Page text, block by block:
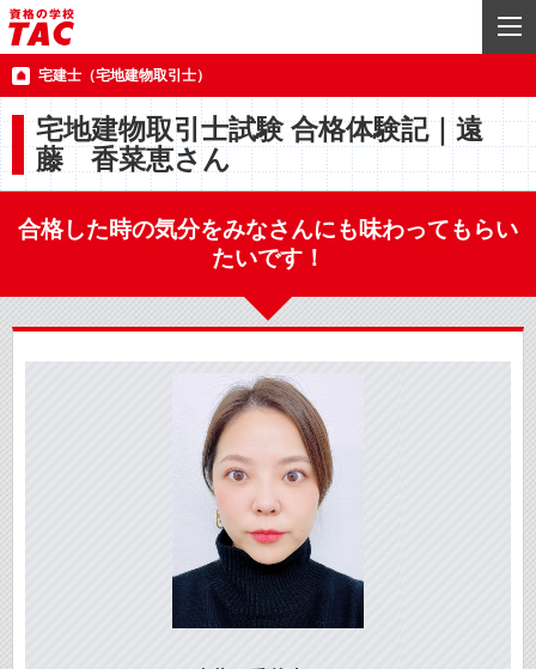
宅建士（宅地建物取引士）
宅地建物取引士試験 合格体験記｜遠
藤 香菜恵さん
合格した時の気分をみなさんにも味わってもらい
たいです！